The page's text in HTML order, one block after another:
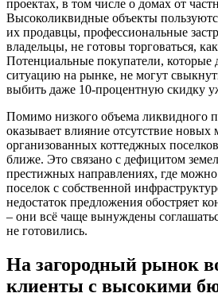
проектах, в том числе о домах от
Высоколиквидные объекты
их продавцы, профессиональные
владельцы, не готовы торговаться,
Потенциальные покупатели, которые
ситуацию на рынке, не могут
выбить даже 10-процентную скидку
Помимо низкого объема ликвидного
оказывает влияние отсутствие
организованных коттеджных
ближе. Это связано с дефицитом
престижных направлениях, где
поселок с собственной
недостаток предложения обостряет
– они всё чаще вынуждены
не готовились.
На загородный рынок
клиенты с высокими